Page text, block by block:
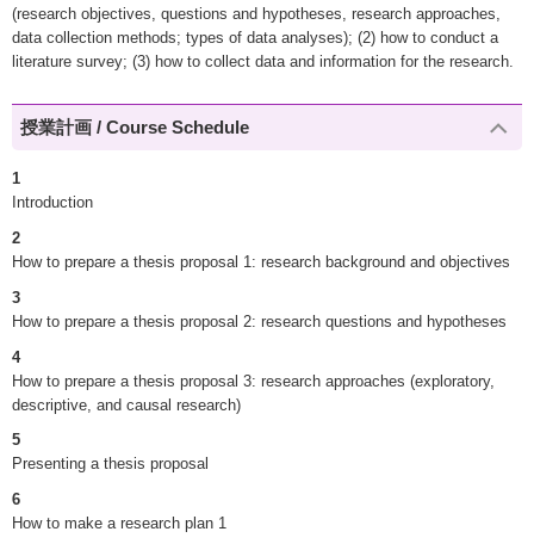
(research objectives, questions and hypotheses, research approaches,
data collection methods; types of data analyses); (2) how to conduct a
literature survey; (3) how to collect data and information for the research.
授業計画 / Course Schedule
1
Introduction
2
How to prepare a thesis proposal 1: research background and objectives
3
How to prepare a thesis proposal 2: research questions and hypotheses
4
How to prepare a thesis proposal 3: research approaches (exploratory,
descriptive, and causal research)
5
Presenting a thesis proposal
6
How to make a research plan 1